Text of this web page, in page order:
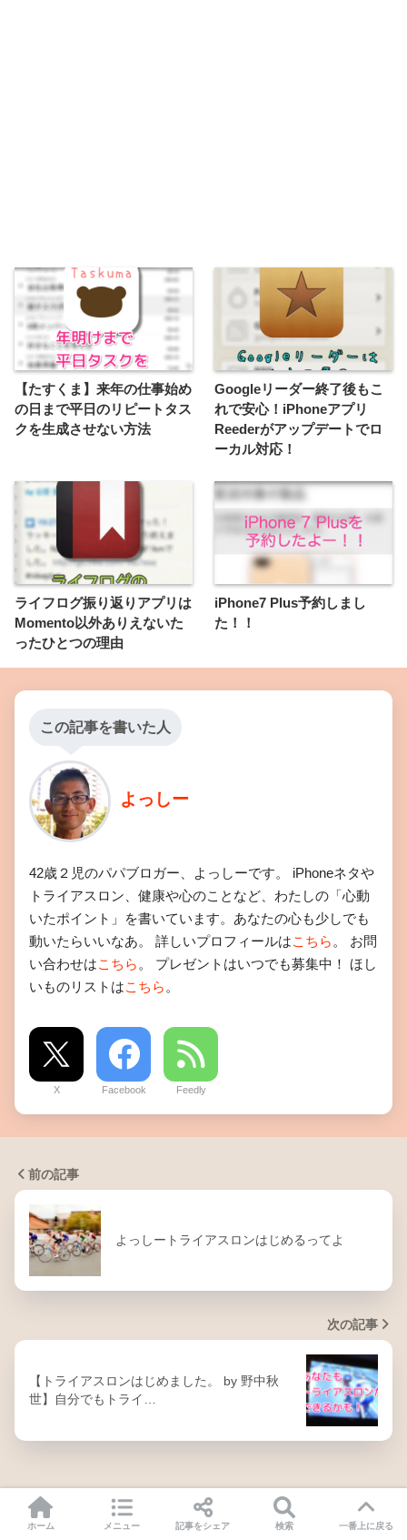
【たすくま】来年の仕事始め
の日まで平日のリピートタス
クを生成させない方法
Googleリーダー終了後もこ
れで安心！iPhoneアプリ
Reederがアップデートでロ
ーカル対応！
ライフログ振り返りアプリは
Momento以外ありえないた
ったひとつの理由
iPhone7 Plus予約しまし
た！！
この記事を書いた人
よっしー
42歳２児のパパブロガー、よっしーです。 iPhoneネタや
トライアスロン、健康や心のことなど、わたしの「心動
いたポイント」を書いています。あなたの心も少しでも
動いたらいいなあ。 詳しいプロフィールはこちら 。 お問
い合わせはこちら 。 プレゼントはいつでも募集中！ ほし
いものリストはこちら 。
X Facebook Feedly
前の記事
よっしートライアスロンはじめるってよ
次の記事
【トライアスロンはじめました。 by 野中秋
世】自分でもトライ…
HOME
ホーム メニュー 記事をシェア 検索 一番上に戻る